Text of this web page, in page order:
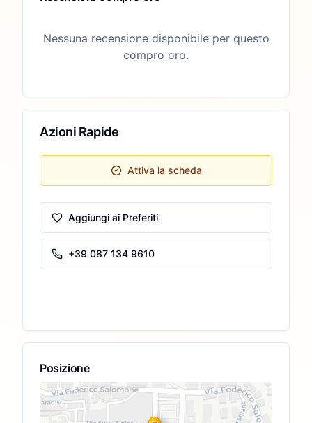
Nessuna recensione disponibile per questo
compro oro.
Azioni Rapide
Attiva la scheda
Aggiungi ai Preferiti
+39 087 134 9610
Posizione